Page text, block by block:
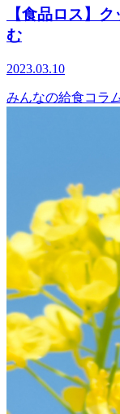
【食品ロス】
む
2023.03.10
みんなの給食コラ